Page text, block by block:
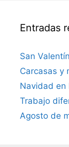
Entradas
San
Carcasas y
Navidad en
Trabajo
Agosto de